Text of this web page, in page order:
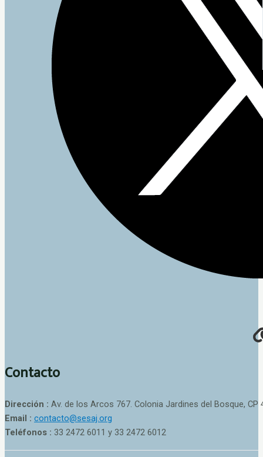
Contacto
Dirección : Av. de los Arcos 767. Colonia Jardines del Bosque, CP
Email : contacto@sesaj.org
Teléfonos : 33 2472 6011 y 33 2472 6012